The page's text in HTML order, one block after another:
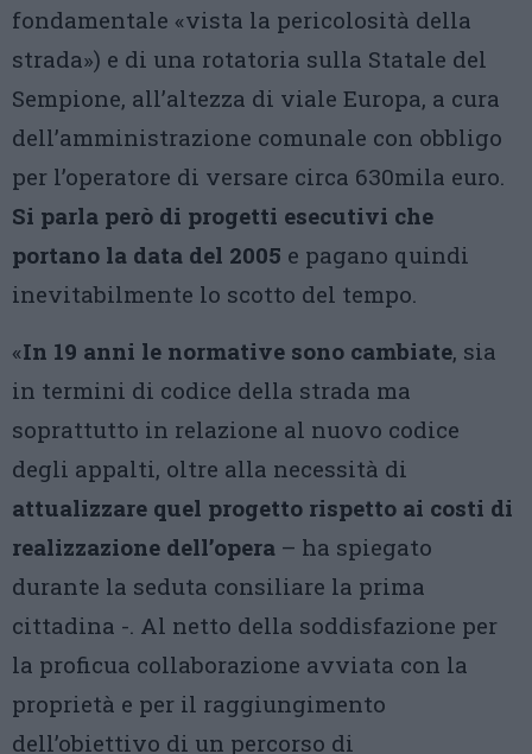
fondamentale «vista la pericolosità della
strada») e di una rotatoria sulla Statale del
Sempione, all’altezza di viale Europa, a cura
dell’amministrazione comunale con obbligo
per l’operatore di versare circa 630mila euro.
Si parla però di progetti esecutivi che
portano la data del 2005 e pagano quindi
inevitabilmente lo scotto del tempo.
«In 19 anni le normative sono cambiate, sia
in termini di codice della strada ma
soprattutto in relazione al nuovo codice
degli appalti, oltre alla necessità di
attualizzare quel progetto rispetto ai costi di
realizzazione dell’opera – ha spiegato
durante la seduta consiliare la prima
cittadina -. Al netto della soddisfazione per
la proficua collaborazione avviata con la
proprietà e per il raggiungimento
dell’obiettivo di un percorso di